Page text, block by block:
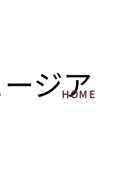
ジア
HOME